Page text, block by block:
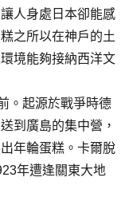
人身處日本卻能感
之所以在神戶的土
境能夠接納西洋文
。起源於戰爭時德
到廣島的集中營，
年輪蛋糕。卡爾脫
年遭逢關東大地